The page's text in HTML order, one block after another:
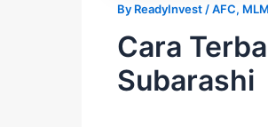
By ReadyInvest /AFC, MLM
Cara
Subarashi